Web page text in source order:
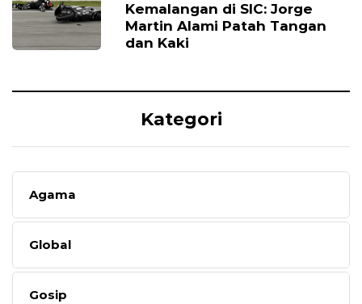
Kemalangan di SIC: Jorge
Martin Alami Patah Tangan
dan Kaki
Kategori
Agama
Global
Gosip